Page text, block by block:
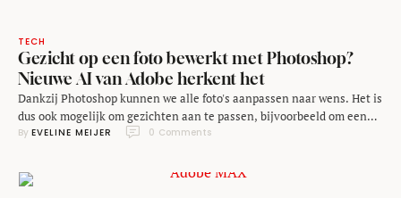
TECH
Gezicht op een foto bewerkt met Photoshop?
Nieuwe AI van Adobe herkent het
Dankzij Photoshop kunnen we alle foto's aanpassen naar wens. Het is
dus ook mogelijk om gezichten aan te passen, bijvoorbeeld om een
uitdrukking te wijzigen. Nieuwe kunstmatige intelligentie (AI) van
Tweakers. Gemanipuleerde foto's kunnen natuurlijk voor flink wat
problemen zorgen. Je kunt het laten lijken alsof …
By EVELINE MEIJER 0 Comments